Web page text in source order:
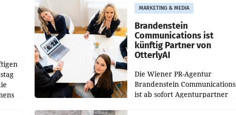
aus, womit sich das Ergebnis
gegenüber Juli 2025 mehr als
verdoppelte (+102
MARKETING & MEDIA
Brandenstein
Communications ist
künftig Partner von
OtterlyAI
Die Wiener PR-Agentur
Brandenstein Communications
ist ab sofort Agenturpartner